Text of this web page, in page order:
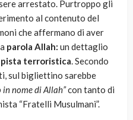
arrestato. Purtroppo gli
al contenuto del
che affermano di aver
parola Allah: un dettaglio
pista terroristica. Secondo
sul bigliettino sarebbe
in nome di Allah”con tanto di
“Fratelli Musulmani”.